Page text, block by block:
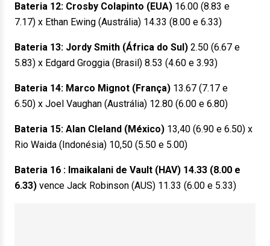
Bateria 12: Crosby Colapinto (EUA) 16.00 (8.83 e
7.17) x Ethan Ewing (Austrália) 14.33 (8.00 e 6.33)
Bateria 13: Jordy Smith (África do Sul) 2.50 (6.67 e
5.83) x Edgard Groggia (Brasil) 8.53 (4.60 e 3.93)
Bateria 14: Marco Mignot (França) 13.67 (7.17 e
6.50) x Joel Vaughan (Austrália) 12.80 (6.00 e 6.80)
Bateria 15: Alan Cleland (México) 13,40 (6.90 e 6.50) x
Rio Waida (Indonésia) 10,50 (5.50 e 5.00)
Bateria 16 : Imaikalani de Vault (HAV) 14.33 (8.00 e
6.33) vence Jack Robinson (AUS) 11.33 (6.00 e 5.33)